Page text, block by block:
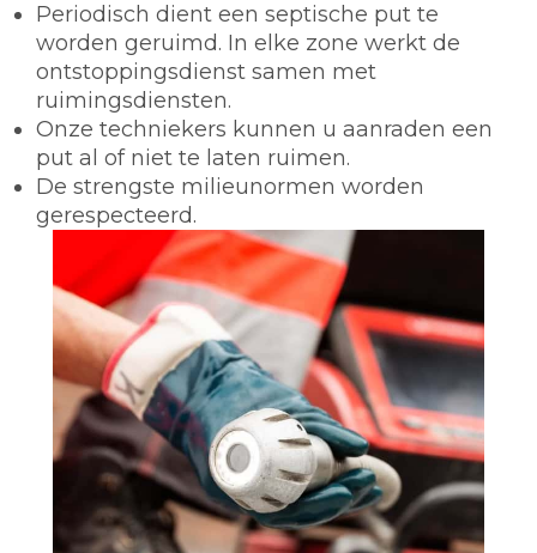
Periodisch dient een septische put te
worden geruimd. In elke zone werkt de
ontstoppingsdienst samen met
ruimingsdiensten.
Onze techniekers kunnen u aanraden een
put al of niet te laten ruimen.
De strengste milieunormen worden
gerespecteerd.